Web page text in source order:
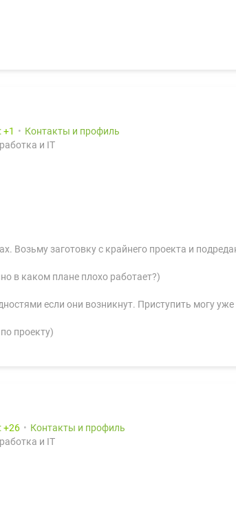
1
Контакты и профиль
и IT
Возьму заготовку с крайнего проекта и
в каком плане плохо работает?)
если они возникнут. Приступить могу
проекту)
26
Контакты и профиль
и IT